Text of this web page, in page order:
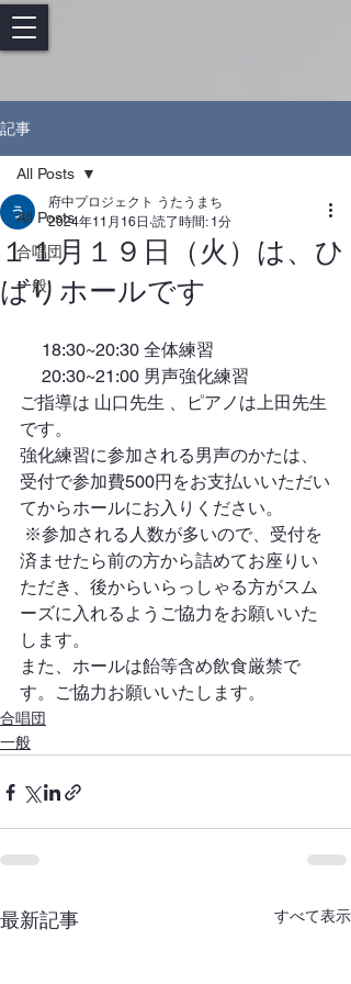
記事
All Posts
合唱団
一般
All Posts
１１月１９日（火）は、ひ
ばりホールです
府中プロジェクト うたうまち
2024年11月16日 読了時間: 1分
18:30~20:30 全体練習
     20:30~21:00 男声強化練習
ご指導は 山口先生 、ピアノは上田先生
です。
強化練習に参加される男声のかたは、
受付で参加費500円をお支払いいただい
てからホールにお入りください。
※参加される人数が多いので、受付を
済ませたら前の方から詰めてお座りい
ただき、後からいらっしゃる方がスム
ーズに入れるようご協力をお願いいた
します。
また、ホールは飴等含め飲食厳禁で
す。ご協力お願いいたします。
合唱団
一般
最新記事 すべて表示